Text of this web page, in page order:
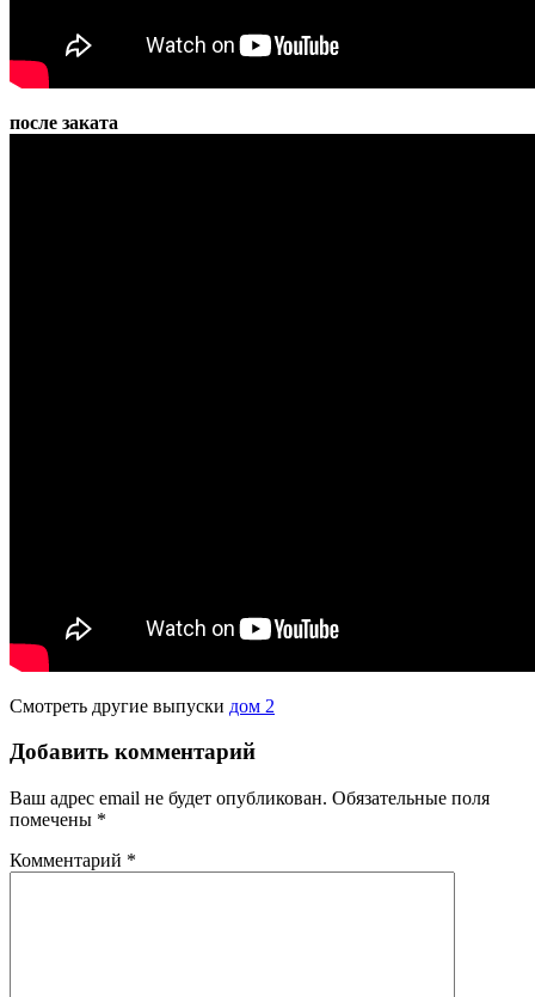
после заката
Смотреть другие выпуски дом 2
Добавить комментарий
Ваш адрес email не будет опубликован. Обязательные поля
помечены *
Комментарий *